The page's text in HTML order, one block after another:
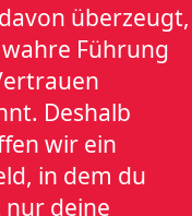
überzeugt,
Führung
Deshalb
wir ein
in dem du
nur deine